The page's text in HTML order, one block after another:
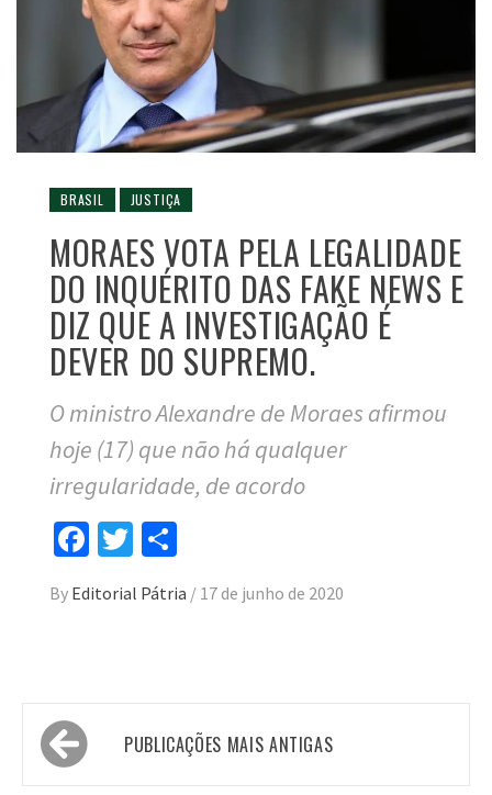
BRASIL JUSTIÇA
MORAES VOTA PELA LEGALIDADE
DO INQUÉRITO DAS FAKE NEWS E
DIZ QUE A INVESTIGAÇÃO É
DEVER DO SUPREMO.
O ministro Alexandre de Moraes afirmou
hoje (17) que não há qualquer
irregularidade, de acordo
Facebook
Twitter
By Editorial Pátria / 17 de junho de 2020
Navegação
por PUBLICAÇÕES MAIS ANTIGAS